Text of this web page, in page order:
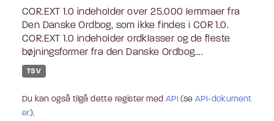
COR.EXT 1.0 indeholder over 25.000 lemmaer fra
Den Danske Ordbog, som ikke findes i COR 1.0.
COR.EXT 1.0 indeholder ordklasser og de fleste
bøjningsformer fra den Danske Ordbog....
TSV
Du kan også tilgå dette register med API (seAPI-dokument
er).